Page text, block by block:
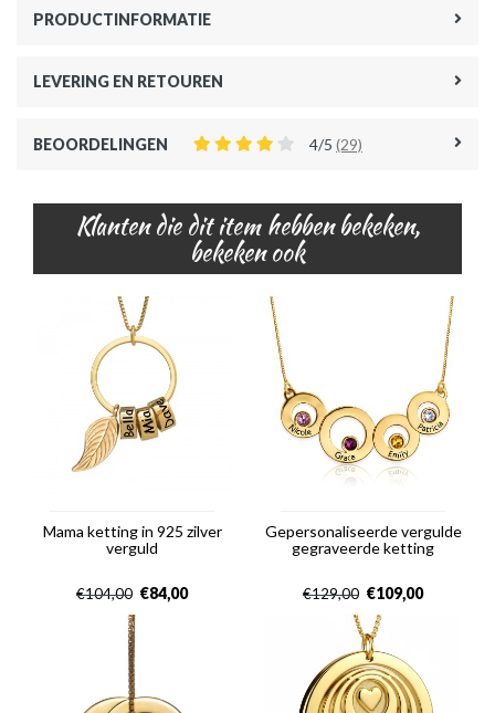
PRODUCTINFORMATIE
LEVERING EN RETOUREN
BEOORDELINGEN 4/5 (29)
Klanten die dit item hebben bekeken,
bekeken ook
Mama ketting in 925 zilver
verguld
€104,00 €84,00
Gepersonaliseerde vergulde
gegraveerde ketting
€129,00 €109,00